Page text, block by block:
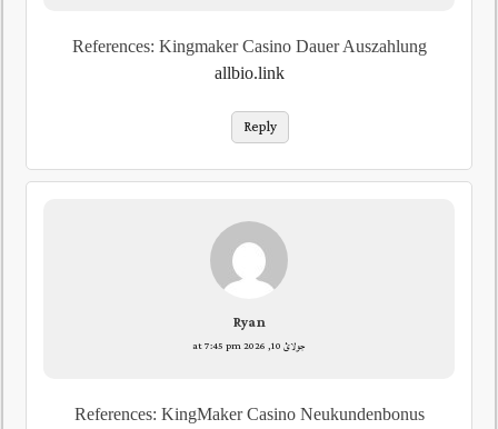
References: Kingmaker Casino Dauer Auszahlung
allbio.link
Reply
Ryan
جولائ 10, 2026 at 7:45 pm
References: KingMaker Casino Neukundenbonus